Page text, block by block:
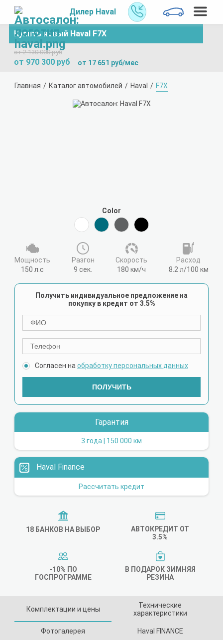
Дилер Haval
Купить новый Haval F7X
от 2 130 000 руб
от 970 300 руб от 17 651 руб/мес
Главная Каталог автомобилей Haval F7X
Мощность
150 л.с
Разгон
9 сек.
Cкорость
180 км/ч
Расход
8.2 л/100 км
Color
Получить индивидуальное предложение на
покупку в кредит от 3.5%
Согласен на обработку персональных данных
ПОЛУЧИТЬ
Гарантия
3 года | 150 000 км
Haval Finance
Рассчитать кредит
18 БАНКОВ НА ВЫБОР
АВТОКРЕДИТ ОТ
3.5%
-10% ПО
ГОСПРОГРАММЕ
В ПОДАРОК ЗИМНЯЯ
РЕЗИНА
Комплектации и цены
Технические
характеристики
Фотогалерея Haval FINANCE